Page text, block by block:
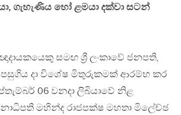
ගැහැණිය හෝ ළමයා දක්වා සටන්
සමඟ ශ්‍රී ලංකාවේ ජනපති,
දා විශේෂ මිතුරුකමක් ආරම්භ කර
06 වනදා ලිබියාවේ නිළ
මහින්ද රාජපක්ෂ මහතා මිලේච්ඡ